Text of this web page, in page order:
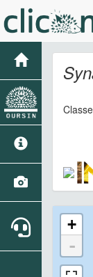
+
-